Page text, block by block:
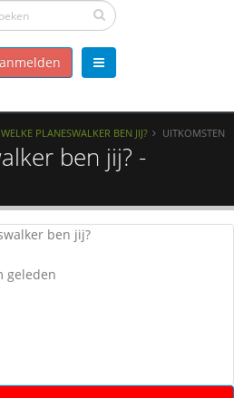
WELKE PLANESWALKER BEN JIJ? UITKOMSTEN
ben jij? -
ben jij?
geleden